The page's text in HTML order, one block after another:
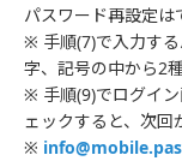
パスワード再設定は
※ 手順(7)で入力す
字、記号の中から2
※ 手順(9)でログイ
ェックすると、次回
※